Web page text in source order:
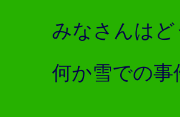
みなさんは
何か雪での